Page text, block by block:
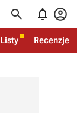
  
Listy Recenzje